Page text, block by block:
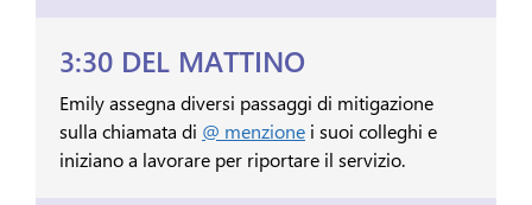
3:30 DEL MATTINO
Emily assegna diversi passaggi di mitigazione
sulla chiamata di @ menzione i suoi colleghi e
iniziano a lavorare per riportare il servizio.